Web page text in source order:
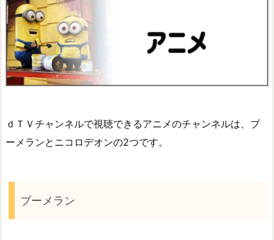
ｄＴＶチャンネルで視聴できるアニメのチャンネルは、ブ
ーメランとニコロデオンの2つです。
ブーメラン